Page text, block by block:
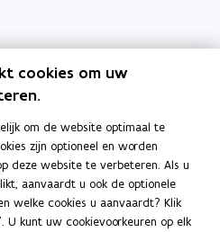
cookies om uw
om de website optimaal te
zijn optioneel en worden
deze website te verbeteren. Als u
aanvaardt u ook de optionele
welke cookies u aanvaardt? Klik
U kunt uw cookievoorkeuren op elk